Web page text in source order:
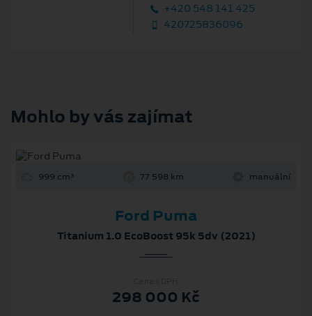
+420 548 141 425
420725836096
Mohlo by vás zajímat
999 cm³ 77 598 km manuální
Ford Puma
Titanium 1.0 EcoBoost 95k 5dv (2021)
298 000 Kč